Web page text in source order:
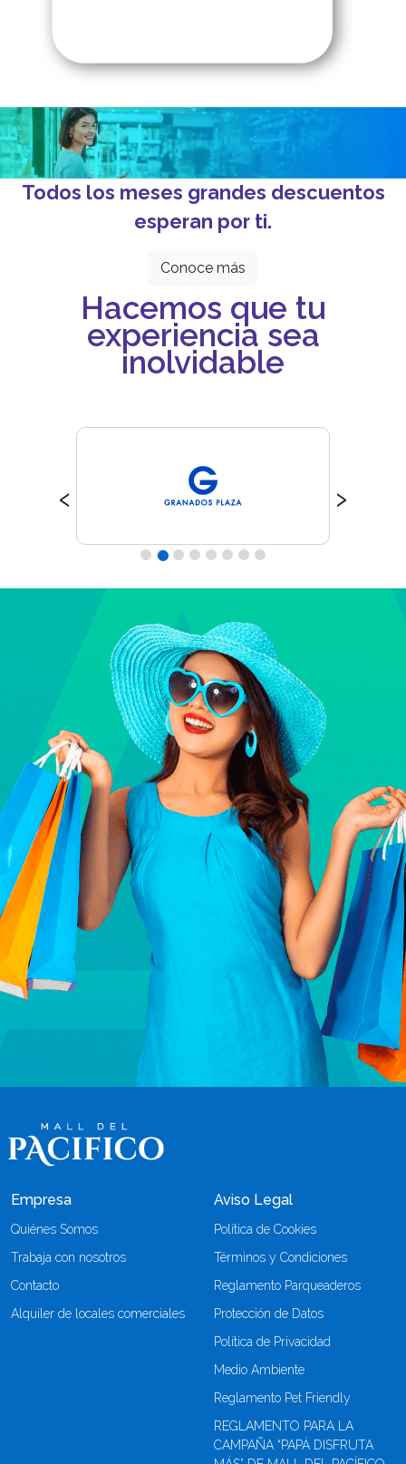
Todos los meses grandes descuentos
esperan por ti.
Conoce más
Hacemos que tu
experiencia sea
inolvidable
‹ ›
Empresa
Quiénes Somos
Trabaja con nosotros
Contacto
Alquiler de locales comerciales
Aviso Legal
Política de Cookies
Términos y Condiciones
Reglamento Parqueaderos
Protección de Datos
Política de Privacidad
Medio Ambiente
Reglamento Pet Friendly
REGLAMENTO PARA LA
CAMPAÑA “PAPÁ DISFRUTA